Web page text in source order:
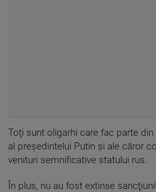
Toţi sunt oligarhi care fac parte
al preşedintelui Putin şi ale căror
venituri semnificative statului rus.
În plus, nu au fost extinse